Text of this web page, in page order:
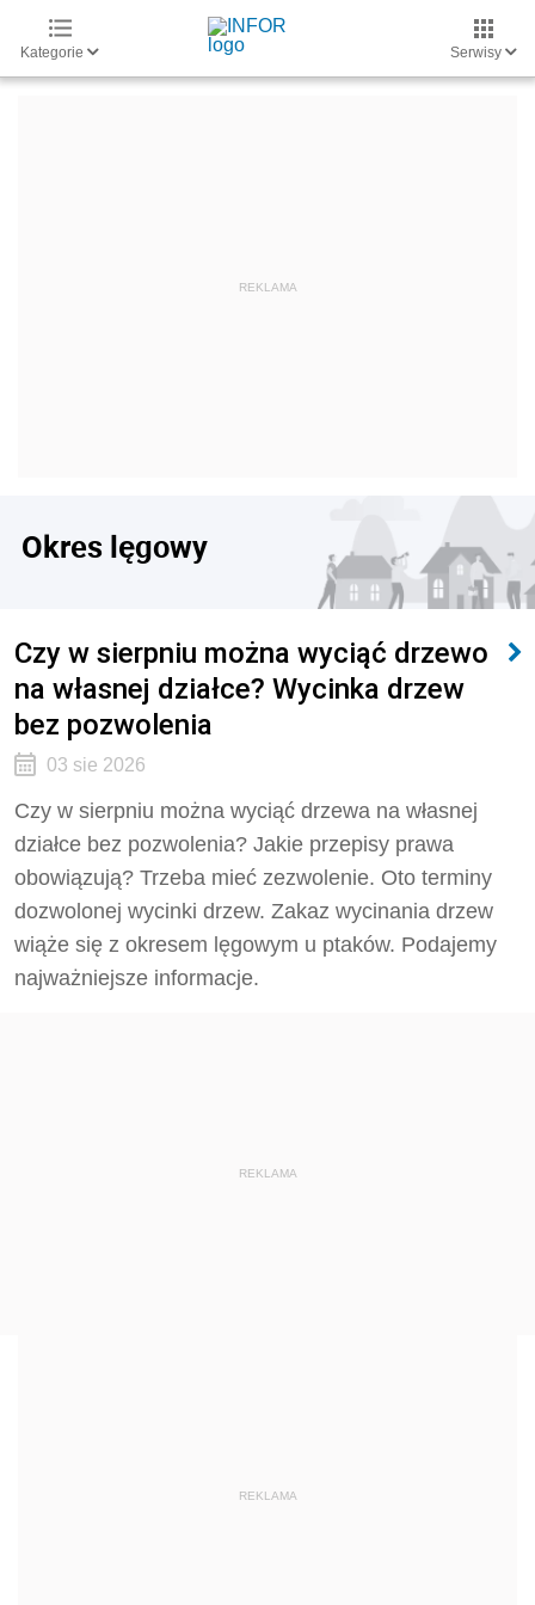
Kategorie Serwisy
Okres lęgowy
Czy w sierpniu można wyciąć drzewo
na własnej działce? Wycinka drzew
bez pozwolenia
03 sie 2026
Czy w sierpniu można wyciąć drzewa na własnej
działce bez pozwolenia? Jakie przepisy prawa
obowiązują? Trzeba mieć zezwolenie. Oto terminy
dozwolonej wycinki drzew. Zakaz wycinania drzew
wiąże się z okresem lęgowym u ptaków. Podajemy
najważniejsze informacje.
REKLAMA
REKLAMA